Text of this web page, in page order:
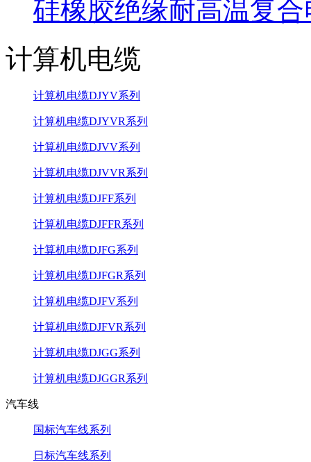
硅橡胶绝缘耐高温复合
计算机电缆
计算机电缆DJYV系列
计算机电缆DJYVR系列
计算机电缆DJVV系列
计算机电缆DJVVR系列
计算机电缆DJFF系列
计算机电缆DJFFR系列
计算机电缆DJFG系列
计算机电缆DJFGR系列
计算机电缆DJFV系列
计算机电缆DJFVR系列
计算机电缆DJGG系列
计算机电缆DJGGR系列
汽车线
国标汽车线系列
日标汽车线系列